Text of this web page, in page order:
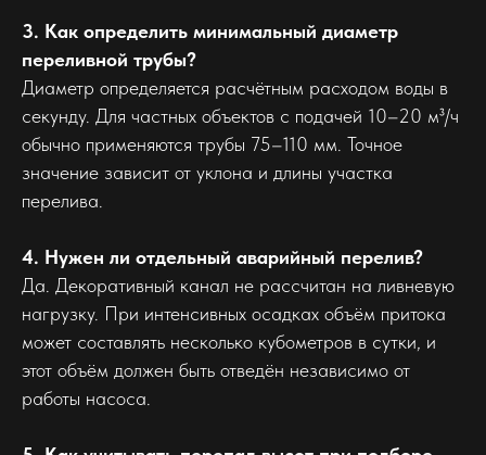
3. Как определить минимальный диаметр
переливной трубы?
Диаметр определяется расчётным расходом воды в
секунду. Для частных объектов с подачей 10–20 м³/ч
обычно применяются трубы 75–110 мм. Точное
значение зависит от уклона и длины участка
перелива.
4. Нужен ли отдельный аварийный перелив?
Да. Декоративный канал не рассчитан на ливневую
нагрузку. При интенсивных осадках объём притока
может составлять несколько кубометров в сутки, и
этот объём должен быть отведён независимо от
работы насоса.